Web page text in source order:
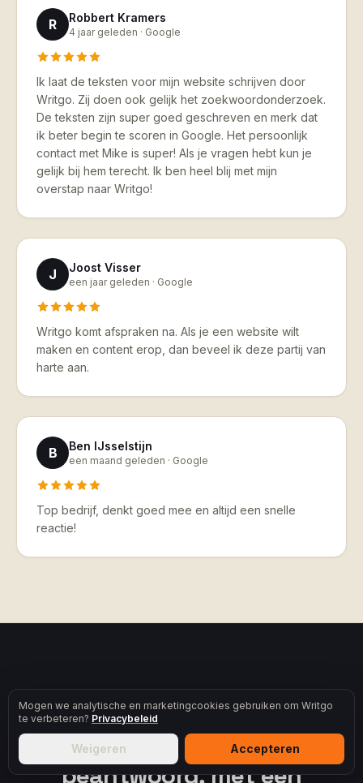
R Robbert Kramers
4 jaar geleden · Google
Ik laat de teksten voor mijn website schrijven door
Writgo. Zij doen ook gelijk het zoekwoordonderzoek.
De teksten zijn super goed geschreven en merk dat
ik beter begin te scoren in Google. Het persoonlijk
contact met Mike is super! Als je vragen hebt kun je
gelijk bij hem terecht. Ik ben heel blij met mijn
overstap naar Writgo!
J Joost Visser
een jaar geleden · Google
Writgo komt afspraken na. Als je een website wilt
maken en content erop, dan beveel ik deze partij van
harte aan.
B Ben IJsselstijn
een maand geleden · Google
Top bedrijf, denkt goed mee en altijd een snelle
reactie!
BEGIN VANDAAG
Eén pagina. Eén vraag. Direct
beantwoord, met een
Mogen we analytische en marketingcookies gebruiken om Writgo
te verbeteren? Privacybeleid
Weigeren Accepteren